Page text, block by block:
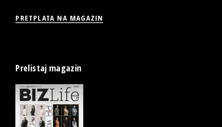
PRETPLATA NA MAGAZIN
Prelistaj magazin